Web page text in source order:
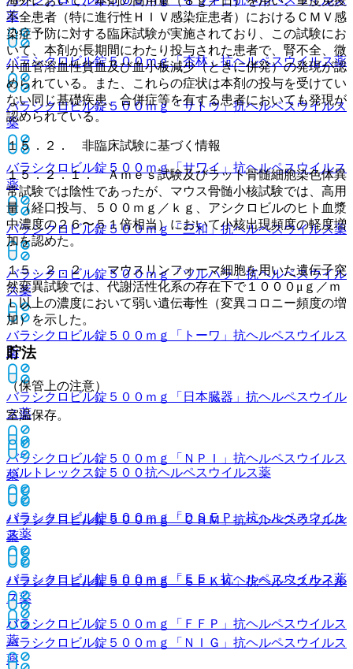
薬
バラシクロビル錠５００ｍｇ「杏林」抗ヘルペスウイルス薬
バラシクロビル錠５００ｍｇ「サトウ」抗ヘルペスウイルス
薬
バラシクロビル錠５００ｍｇ「サワイ」 抗ヘルペスウイルス
薬
バラシクロビル錠５００ｍｇ「三和」抗ヘルペスウイルス薬
バラシクロビル錠５００ｍｇ「ツルハラ」抗ヘルペスウイル
ス薬
バラシクロビル錠５００ｍｇ「トーワ」 抗ヘルペスウイルス
薬
バラシクロビル錠５００ｍｇ「日本臓器」 抗ヘルペスウイル
ス薬
バラシクロビル錠５００ｍｇ「ＮＰＩ」 抗ヘルペスウイルス
薬
バラシクロビル錠５００ｍｇ「ＣＨＭ」抗ヘルペスウイルス
薬
バラシクロビル錠５００ｍｇ「ＳＰＫＫ」抗ヘルペスウイル
ス薬
バラシクロビル錠５００ｍｇ「ＮＩＧ」 抗ヘルペスウイルス
薬
不全患者（特に進行性ＨＩＶ感染症患者）におけるＣＭＶ感
染症予防に対する臨床試験が実施されており、この試験にお
いて、本剤が長期間にわたり投与された患者で、腎不全、微
小血管溶血性貧血及び血小板減少（ときに併発）の発現が認
められている。また、これらの症状は本剤の投与を受けてい
ない同じ基礎疾患、合併症等を有する患者においても発現が
認められている。
１５．２． 非臨床試験に基づく情報
１５．２．１． Ａｍｅｓ試験及びラット骨髄細胞染色体異
常試験では陰性であったが、マウス骨髄小核試験では、高用
量（経口投与、５００ｍｇ／ｋｇ、アシクロビルのヒト血漿
中濃度の２６〜５１倍相当）において小核出現頻度の軽度増
加を認めた。
１５．２．２． マウスリンフォーマ細胞を用いた遺伝子突
然変異試験では、代謝活性化系の存在下で１０００μｇ／ｍ
Ｌ以上の濃度において弱い遺伝毒性（変異コロニー頻度の増
加）を示した。
貯法
（保管上の注意）
室温保存。
バルトレックス錠５００抗ヘルペスウイルス薬
バラシクロビル錠５００ｍｇ「ＤＳＥＰ」抗ヘルペスウイル
ス薬
バラシクロビル錠５００ｍｇ「ＥＥ」 抗ヘルペスウイルス薬
バラシクロビル錠５００ｍｇ「ＦＦＰ」 抗ヘルペスウイルス
薬